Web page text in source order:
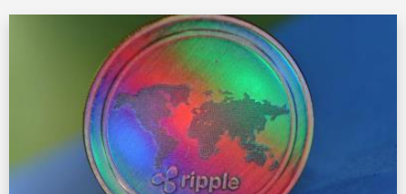
Conto IG
Guru Monitor
Stagionalità